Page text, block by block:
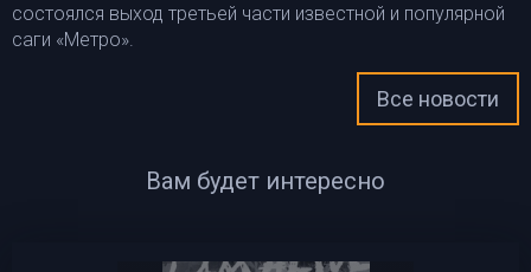
состоялся выход третьей части известной и популярной
саги «Метро».
Все новости
Вам будет интересно